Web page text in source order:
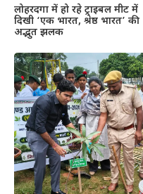
लोहरदगा में हो रहे ट्राइबल मीट में
दिखी ‘एक भारत, श्रेष्ठ भारत’ की
अद्भुत झलक